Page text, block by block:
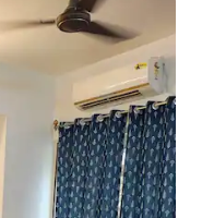
»Izbira gostov«